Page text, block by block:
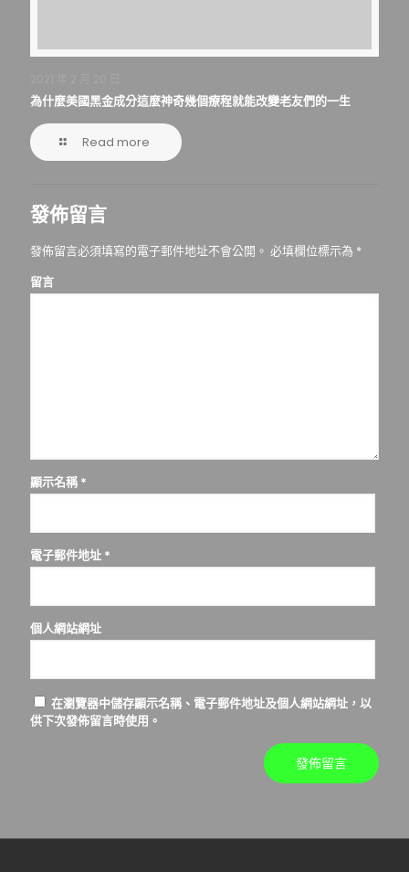
為什麼美國黑金成分這麼神奇幾個療程就能改變老友們的一生
Read more
發佈留言
發佈留言必須填寫的電子郵件地址不會公開。 必填欄位標示為 *
留言
顯示名稱 *
電子郵件地址 *
個人網站網址
在瀏覽器中儲存顯示名稱、電子郵件地址及個人網站網址，以
供下次發佈留言時使用。